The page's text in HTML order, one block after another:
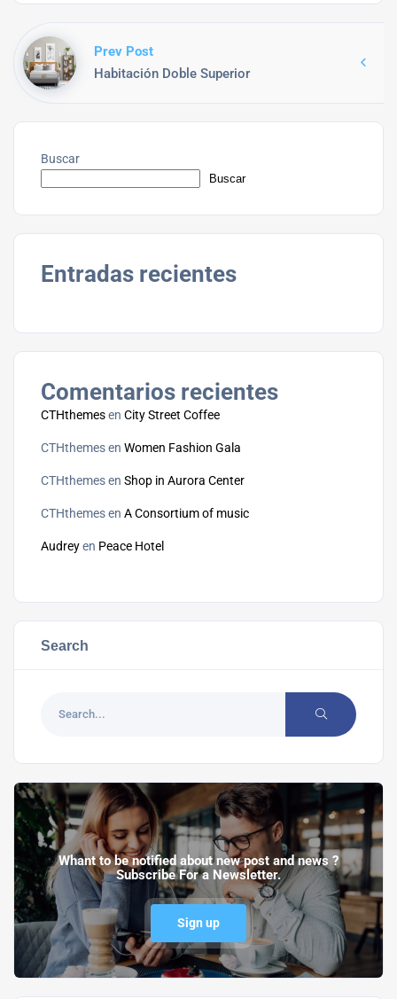
Prev Post
Habitación Doble Superior
Buscar
Buscar
Entradas recientes
Comentarios recientes
CTHthemesen City Street Coffee
CTHthemesen Women Fashion Gala
CTHthemesen Shop in Aurora Center
CTHthemesen A Consortium of music
Audreyen Peace Hotel
Search
Whant to be notified about new post and news ?
Subscribe For a Newsletter.
Sign up